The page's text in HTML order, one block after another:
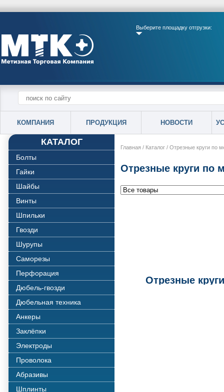
Выберите площадку отгрузки:
КОМПАНИЯ ПРОДУКЦИЯ НОВОСТИ
КАТАЛОГ
Болты
Гайки
Шайбы
Винты
Шпильки
Гвозди
Шурупы
Саморезы
Перфорация
Дюбель-гвозди
Дюбельная техника
Анкеры
Заклёпки
Электроды
Проволока
Абразивы
Шплинты
Главная / Каталог / Отрезные круги по
Отрезные круги по
Отрезные